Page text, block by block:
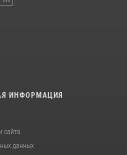
ИНФОРМАЦИЯ
сайта
данных